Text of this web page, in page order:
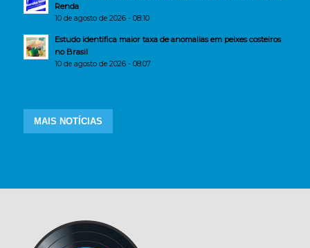
Renda
10 de agosto de 2026 - 08:10
Estudo identifica maior taxa de anomalias em peixes costeiros
no Brasil
10 de agosto de 2026 - 08:07
MAIS NOTÍCIAS